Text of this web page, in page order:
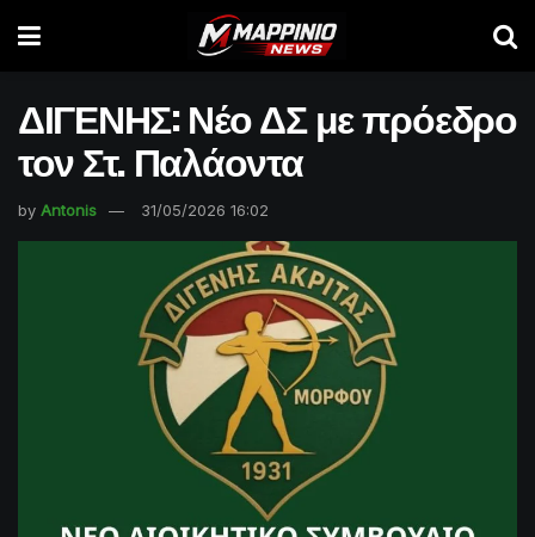
ΔΙΓΕΝΗΣ: Νέο ΔΣ με πρόεδρο
τον Στ. Παλάοντα
by Antonis 31/05/2026 16:02